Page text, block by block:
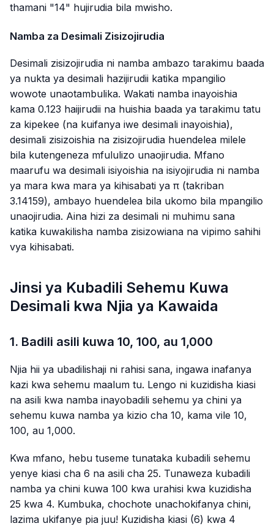
thamani "14" hujirudia bila mwisho.
Namba za Desimali Zisizojirudia
Desimali zisizojirudia ni namba ambazo tarakimu baada
ya nukta ya desimali hazijirudii katika mpangilio
wowote unaotambulika. Wakati namba inayoishia
kama 0.123 haijirudii na huishia baada ya tarakimu tatu
za kipekee (na kuifanya iwe desimali inayoishia),
desimali zisizoishia na zisizojirudia huendelea milele
bila kutengeneza mfululizo unaojirudia. Mfano
maarufu wa desimali isiyoishia na isiyojirudia ni namba
ya mara kwa mara ya kihisabati ya π (takriban
3.14159), ambayo huendelea bila ukomo bila mpangilio
unaojirudia. Aina hizi za desimali ni muhimu sana
katika kuwakilisha namba zisizowiana na vipimo sahihi
vya kihisabati.
Jinsi ya Kubadili Sehemu Kuwa
Desimali kwa Njia ya Kawaida
1. Badili asili kuwa 10, 100, au 1,000
Njia hii ya ubadilishaji ni rahisi sana, ingawa inafanya
kazi kwa sehemu maalum tu. Lengo ni kuzidisha kiasi
na asili kwa namba inayobadili sehemu ya chini ya
sehemu kuwa namba ya kizio cha 10, kama vile 10,
100, au 1,000.
Kwa mfano, hebu tuseme tunataka kubadili sehemu
yenye kiasi cha 6 na asili cha 25. Tunaweza kubadili
namba ya chini kuwa 100 kwa urahisi kwa kuzidisha
25 kwa 4. Kumbuka, chochote unachokifanya chini,
lazima ukifanye pia juu! Kuzidisha kiasi (6) kwa 4